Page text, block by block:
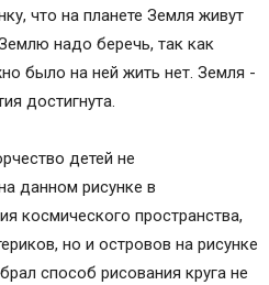
что на планете Земля живут
надо беречь, так как
было на ней жить нет. Земля -
достигнута.
детей не
данном рисунке в
космического пространства,
но и островов на рисунке
способ рисования круга не